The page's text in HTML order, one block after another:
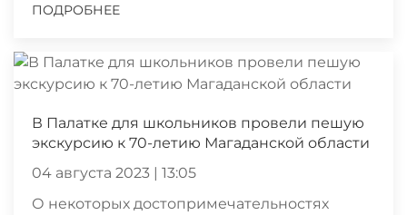
ПОДРОБНЕЕ
В Палатке для школьников провели пешую
экскурсию к 70-летию Магаданской области
04 августа 2023 | 13:05
О некоторых достопримечательностях